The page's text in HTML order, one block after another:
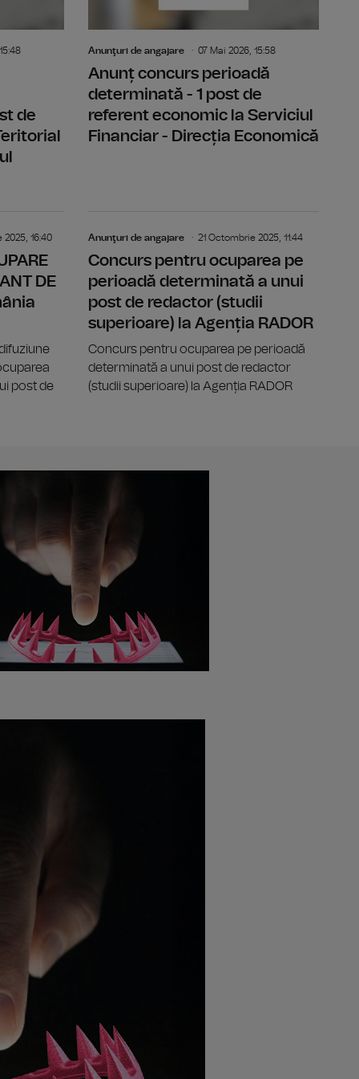
de
Anunţuri de angajare 07 Mai 2026, 15:58
Anunț concurs perioadă
determinată - 1 post de
referent economic la Serviciul
Financiar - Direcția Economică
16:40
DE
post de
Anunţuri de angajare 21 Octombrie 2025, 11:44
Concurs pentru ocuparea pe
perioadă determinată a unui
post de redactor (studii
superioare) la Agenția RADOR
Concurs pentru ocuparea pe perioadă
determinată a unui post de redactor
(studii superioare) la Agenția RADOR